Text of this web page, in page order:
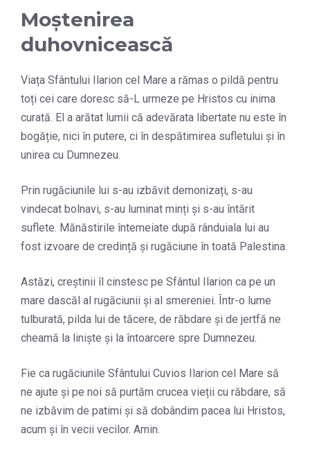
Moștenirea
duhovnicească
Viața Sfântului Ilarion cel Mare a rămas o pildă pentru
toți cei care doresc să-L urmeze pe Hristos cu inima
curată. El a arătat lumii că adevărata libertate nu este în
bogăție, nici în putere, ci în despătimirea sufletului și în
unirea cu Dumnezeu.
Prin rugăciunile lui s-au izbăvit demonizați, s-au
vindecat bolnavi, s-au luminat minți și s-au întărit
suflete. Mănăstirile întemeiate după rânduiala lui au
fost izvoare de credință și rugăciune în toată Palestina.
Astăzi, creștinii îl cinstesc pe Sfântul Ilarion ca pe un
mare dascăl al rugăciunii și al smereniei. Într-o lume
tulburată, pilda lui de tăcere, de răbdare și de jertfă ne
cheamă la liniște și la întoarcere spre Dumnezeu.
Fie ca rugăciunile Sfântului Cuvios Ilarion cel Mare să
ne ajute și pe noi să purtăm crucea vieții cu răbdare, să
ne izbăvim de patimi și să dobândim pacea lui Hristos,
acum și în vecii vecilor. Amin.